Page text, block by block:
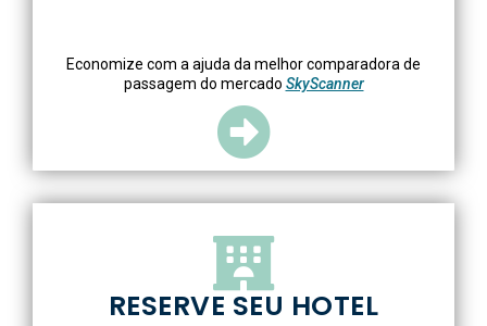
Economize com a ajuda da melhor comparadora de
passagem do mercado SkyScanner
RESERVE SEU HOTEL